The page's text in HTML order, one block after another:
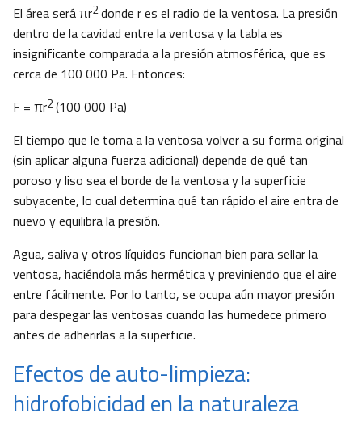
El área será πr2donde r es el radio de la ventosa. La presión
dentro de la cavidad entre la ventosa y la tabla es
insignificante comparada a la presión atmosférica, que es
cerca de 100 000 Pa. Entonces:
F = πr2(100 000 Pa)
El tiempo que le toma a la ventosa volver a su forma original
(sin aplicar alguna fuerza adicional) depende de qué tan
poroso y liso sea el borde de la ventosa y la superficie
subyacente, lo cual determina qué tan rápido el aire entra de
nuevo y equilibra la presión.
Agua, saliva y otros líquidos funcionan bien para sellar la
ventosa, haciéndola más hermética y previniendo que el aire
entre fácilmente. Por lo tanto, se ocupa aún mayor presión
para despegar las ventosas cuando las humedece primero
antes de adherirlas a la superficie.
Efectos de auto-limpieza:
hidrofobicidad en la naturaleza